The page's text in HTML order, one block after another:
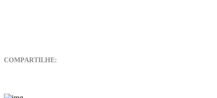
COMPARTILHE: